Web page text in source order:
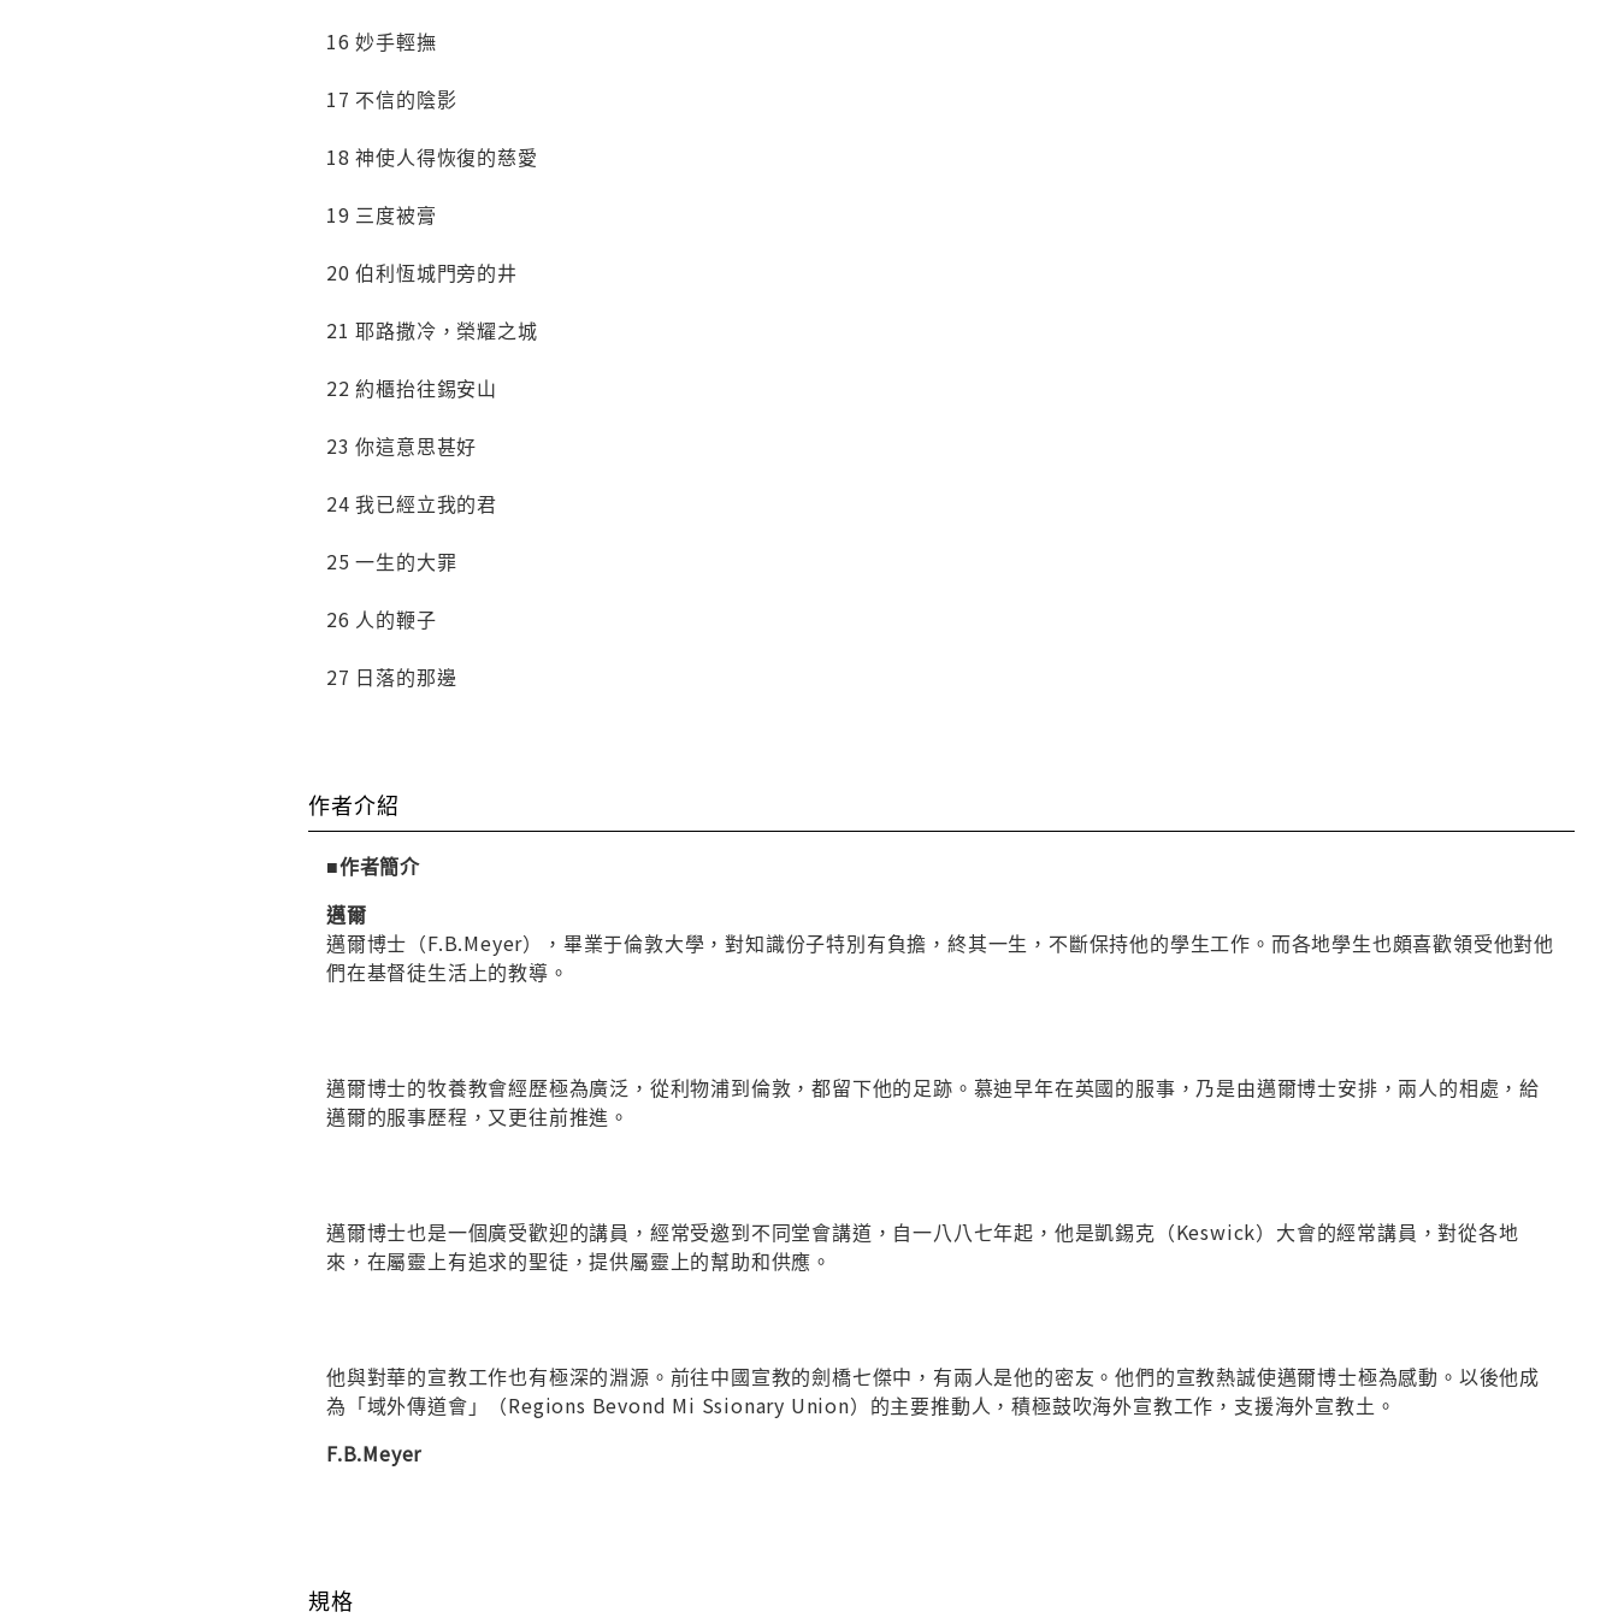
16 妙手輕撫
17 不信的陰影
18 神使人得恢復的慈愛
19 三度被膏
20 伯利恆城門旁的井
21 耶路撒冷，榮耀之城
22 約櫃抬往錫安山
23 你這意思甚好
24 我已經立我的君
25 一生的大罪
26 人的鞭子
27 日落的那邊
作者介紹
■作者簡介
邁爾
邁爾博士（F.B.Meyer），畢業于倫敦大學，對知識份子特別有負擔，終其一生，不斷保持他的學生工作。而各地學生也頗喜歡領受他對他
們在基督徒生活上的教導。
邁爾博士的牧養教會經歷極為廣泛，從利物浦到倫敦，都留下他的足跡。慕迪早年在英國的服事，乃是由邁爾博士安排，兩人的相處，給
邁爾的服事歷程，又更往前推進。
邁爾博士也是一個廣受歡迎的講員，經常受邀到不同堂會講道，自一八八七年起，他是凱錫克（Keswick）大會的經常講員，對從各地
來，在屬靈上有追求的聖徒，提供屬靈上的幫助和供應。
他與對華的宣教工作也有極深的淵源。前往中國宣教的劍橋七傑中，有兩人是他的密友。他們的宣教熱誠使邁爾博士極為感動。以後他成
為「域外傳道會」（Regions Bevond Mi Ssionary Union）的主要推動人，積極鼓吹海外宣教工作，支援海外宣教土。
F.B.Meyer
規格